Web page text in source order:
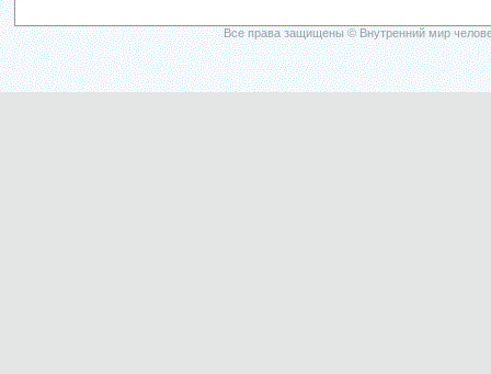
Все права защищены © Внутренний мир